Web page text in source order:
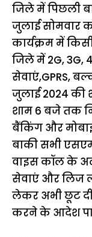
जिले में पिछली
जुलाई सोमवार
कार्यक्रम में
जिले में 2G, 3G,
सेवाएं,GPRS,
जुलाई 2024 की
शाम 6 बजे तक
बैंकिंग और
बाकी सभी
वाइस कॉल के
सेवाएं और लिज
लेकर अभी छूट दी
करने के आदेश